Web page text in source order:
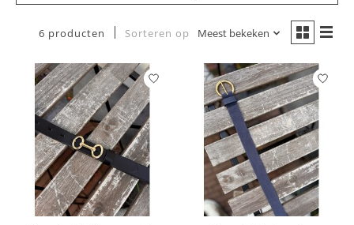
6 producten Sorteren op Meest bekeken